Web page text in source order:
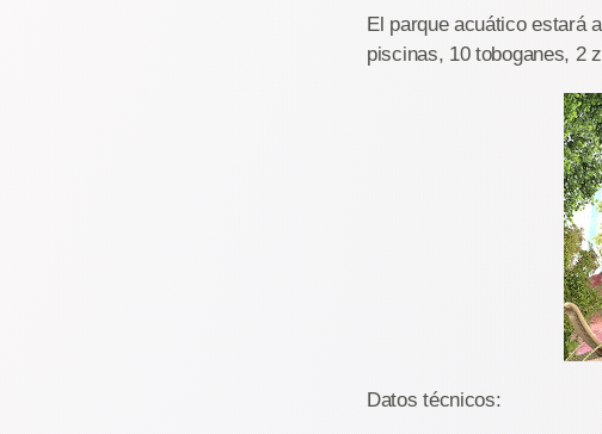
El parque acuático estará
piscinas, 10 toboganes, 2
Datos técnicos: